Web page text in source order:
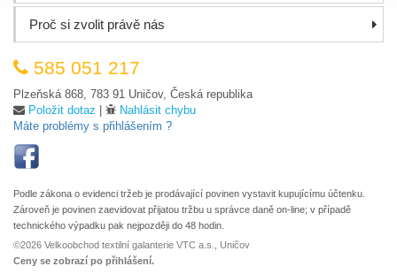
©2026 Velkoobchod textilní galanterie VTC a.s., Uničov
Ceny se zobrazí po přihlášení.
Proč si zvolit právě nás
585 051 217
Plzeňská 868, 783 91 Uničov, Česká republika
Položit dotaz |
Nahlásit chybu
Máte problémy s přihlášením ?
Podle zákona o evidenci tržeb je prodávající povinen vystavit kupujícímu účtenku.
Zároveň je povinen zaevidovat přijatou tržbu u správce daně on-line; v případě
technického výpadku pak nejpozději do 48 hodin.